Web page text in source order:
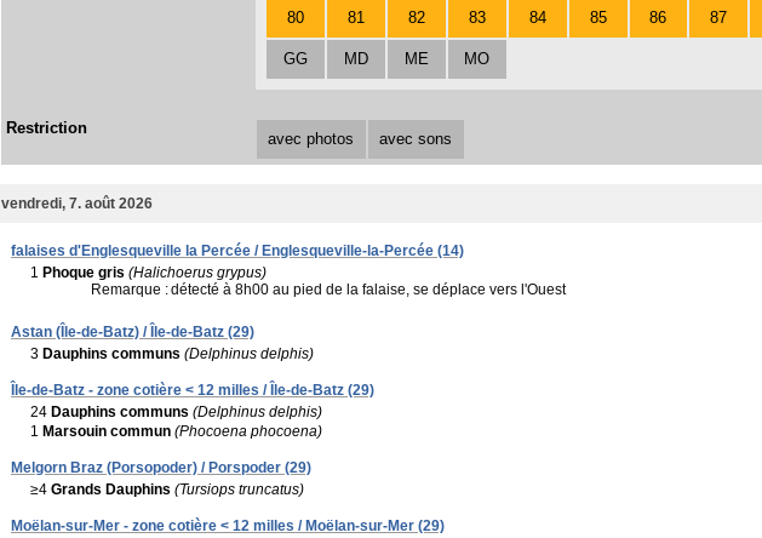
80 81 82 83 84 85 86 87
GG MD ME MO
Restriction
avec photos avec sons
vendredi, 7. août 2026
falaises d'Englesqueville la Percée / Englesqueville-la-Percée (14)
1 Phoque gris (Halichoerus grypus)
Remarque :détecté à 8h00 au pied de la falaise, se déplace vers l'Ouest
Astan (Île-de-Batz) / Île-de-Batz (29)
3 Dauphins communs (Delphinus delphis)
Île-de-Batz - zone cotière < 12 milles / Île-de-Batz (29)
24 Dauphins communs (Delphinus delphis)
1 Marsouin commun (Phocoena phocoena)
Melgorn Braz (Porsopoder) / Porspoder (29)
≥4 Grands Dauphins (Tursiops truncatus)
Moëlan-sur-Mer - zone cotière < 12 milles / Moëlan-sur-Mer (29)